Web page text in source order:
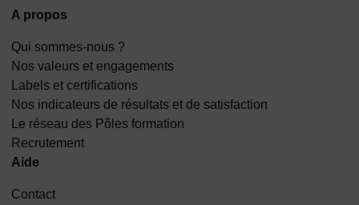
A propos
Qui sommes-nous ?
Nos valeurs et engagements
Labels et certifications
Nos indicateurs de résultats et de satisfaction
Le réseau des Pôles formation
Recrutement
Aide
Contact